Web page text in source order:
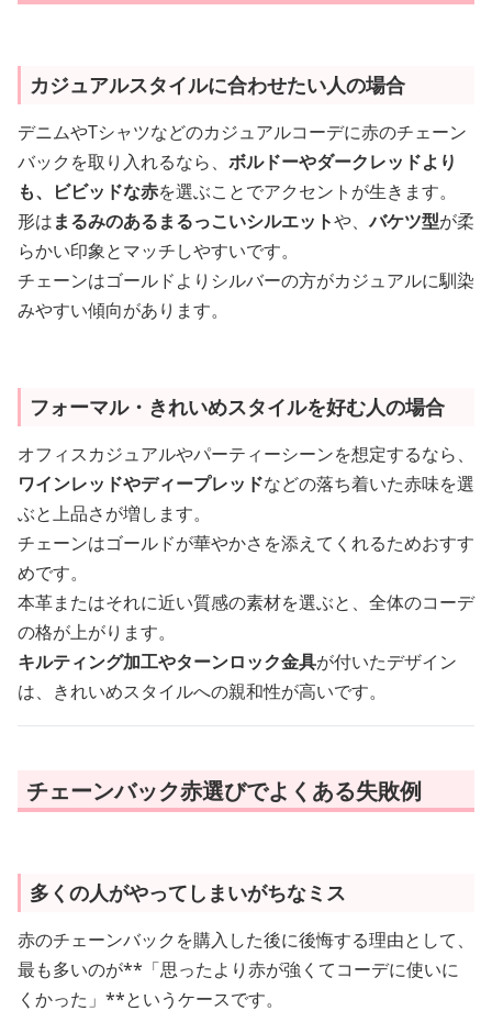
カジュアルスタイルに合わせたい人の場合
デニムやTシャツなどのカジュアルコーデに赤のチェーン
バックを取り入れるなら、 ボルドーやダークレッドより
も、ビビッドな赤を選ぶことでアクセントが生きます。
形はまるみのあるまるっこいシルエットや、バケツ型が柔
らかい印象とマッチしやすいです。
チェーンはゴールドよりシルバーの方がカジュアルに馴染
みやすい傾向があります。
フォーマル・きれいめスタイルを好む人の場合
オフィスカジュアルやパーティーシーンを想定するなら、
ワインレッドやディープレッドなどの落ち着いた赤味を選
ぶと上品さが増します。
チェーンはゴールドが華やかさを添えてくれるためおすす
めです。
本革またはそれに近い質感の素材を選ぶと、全体のコーデ
の格が上がります。
キルティング加工やターンロック金具が付いたデザイン
は、きれいめスタイルへの親和性が高いです。
チェーンバック赤選びでよくある失敗例
多くの人がやってしまいがちなミス
赤のチェーンバックを購入した後に後悔する理由として、
最も多いのが**「思ったより赤が強くてコーデに使いに
くかった」**というケースです。